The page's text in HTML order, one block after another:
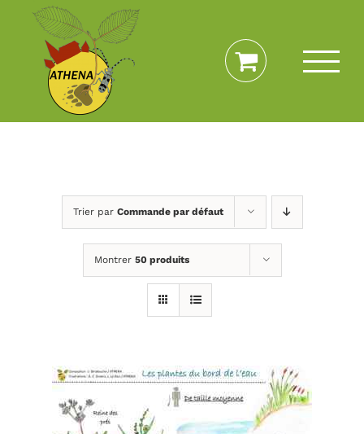
Passer
contenu
Trier par Commande par défaut
Montrer 50 produits